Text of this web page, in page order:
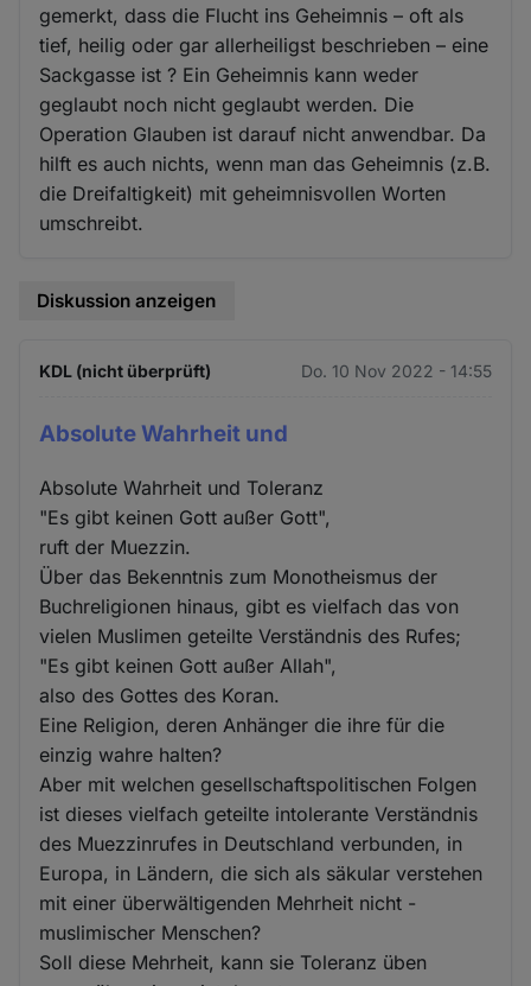
gemerkt, dass die Flucht ins Geheimnis – oft als
tief, heilig oder gar allerheiligst beschrieben – eine
Sackgasse ist ? Ein Geheimnis kann weder
geglaubt noch nicht geglaubt werden. Die
Operation Glauben ist darauf nicht anwendbar. Da
hilft es auch nichts, wenn man das Geheimnis (z.B.
die Dreifaltigkeit) mit geheimnisvollen Worten
umschreibt.
Diskussion anzeigen
KDL (nicht überprüft) Do. 10 Nov 2022 - 14:55
Absolute Wahrheit und
Absolute Wahrheit und Toleranz
"Es gibt keinen Gott außer Gott",
ruft der Muezzin.
Über das Bekenntnis zum Monotheismus der
Buchreligionen hinaus, gibt es vielfach das von
vielen Muslimen geteilte Verständnis des Rufes;
"Es gibt keinen Gott außer Allah",
also des Gottes des Koran.
Eine Religion, deren Anhänger die ihre für die
einzig wahre halten?
Aber mit welchen gesellschaftspolitischen Folgen
ist dieses vielfach geteilte intolerante Verständnis
des Muezzinrufes in Deutschland verbunden, in
Europa, in Ländern, die sich als säkular verstehen
mit einer überwältigenden Mehrheit nicht -
muslimischer Menschen?
Soll diese Mehrheit, kann sie Toleranz üben